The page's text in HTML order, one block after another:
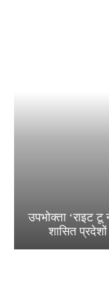
उपभोक्ता ‘राइट टू
शासित